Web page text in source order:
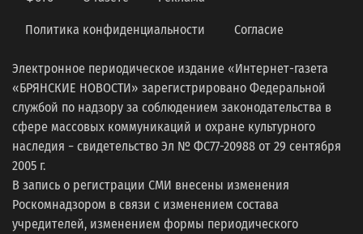
Политика конфиденциальности Согласие
Электронное периодическое издание «Интернет-газета
«БРЯНСКИЕ НОВОСТИ» зарегистрировано Федеральной
службой по надзору за соблюдением законодательства в
сфере массовых коммуникаций и охране культурного
наследия − свидетельство Эл № ФС77-20988 от 29 сентября
2005 г.
В запись о регистрации СМИ внесены изменения
Роскомнадзором в связи с изменением состава
учредителей, изменением формы периодического